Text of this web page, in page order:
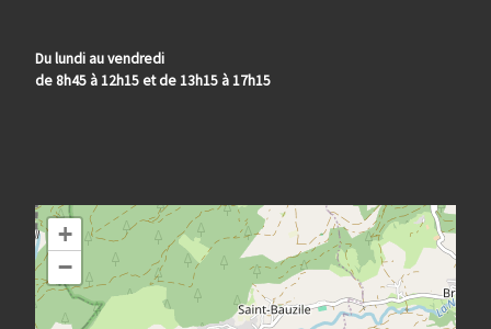
Du lundi au vendredi
de 8h45 à 12h15 et de 13h15 à 17h15
+
−